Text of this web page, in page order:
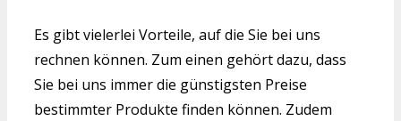
Es gibt vielerlei Vorteile, auf die Sie bei uns
rechnen können. Zum einen gehört dazu, dass
Sie bei uns immer die günstigsten Preise
bestimmter Produkte finden können. Zudem